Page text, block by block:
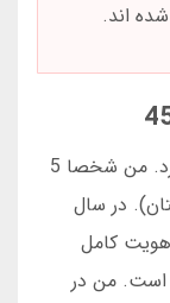
اند.
ثبت نام در سایت بت 45 فرآیندی ساده دارد. من شخصا 5
در سال
هویت کامل
است. من در